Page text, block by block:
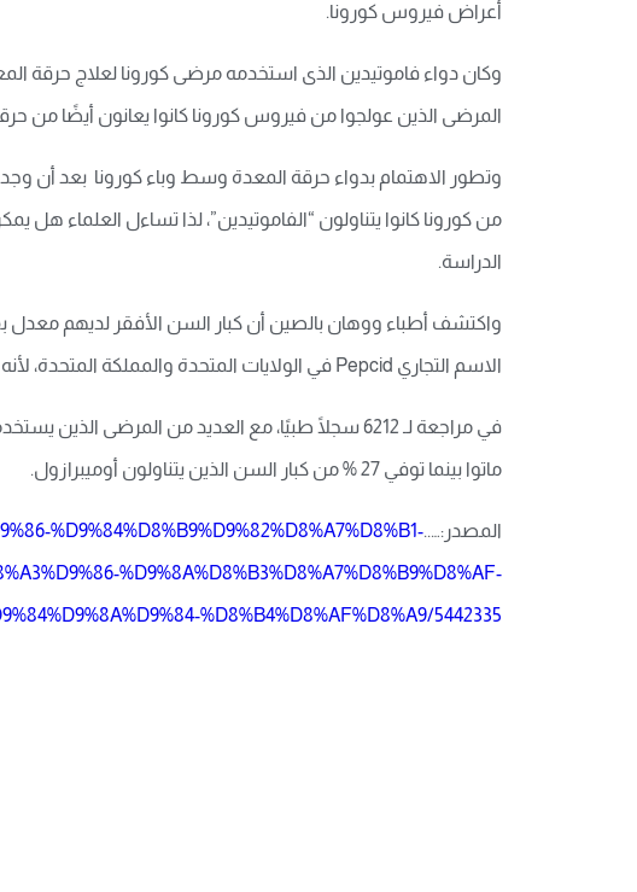
أعراض فيروس كورونا.
وكان دواء فاموتيدين الذى استخدمه مرضى كورونا لعلاج حرقة
المرضى الذين عولجوا من فيروس كورونا كانوا يعانون أيضًا من
وتطور الاهتمام بدواء حرقة المعدة وسط وباء كورونا بعد أن
من كورونا كانوا يتناولون “الفاموتيدين”، لذا تساءل العلماء
الدراسة.
واكتشف أطباء ووهان بالصين أن كبار السن الأفقر لديهم معدل
الاسم التجاري Pepcid في الولايات المتحدة والمملكة المتحدة،
ماتوا بينما توفي 27 % من كبار السن الذين يتناولون أوميبرازول.
المصدر:…..%D9%84%D8%B9%D9%82%D8%A7%D8%B1-
%D9%8A%D8%B3%D8%A7%D8%B9%D8%AF-
%D8%B4%D8%AF%D8%A9/5442335